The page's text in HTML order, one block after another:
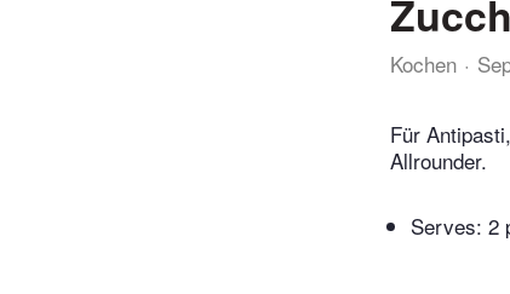
Kochen
Für
Allrounder.
Serves: 2